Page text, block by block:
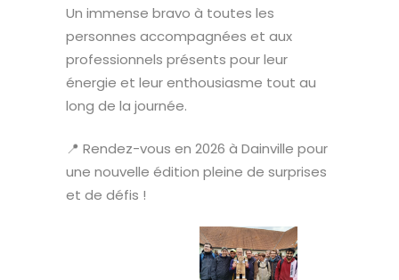
Un immense bravo à toutes les
personnes accompagnées et aux
professionnels présents pour leur
énergie et leur enthousiasme tout au
long de la journée.
📍 Rendez-vous en 2026 à Dainville pour
une nouvelle édition pleine de surprises
et de défis !